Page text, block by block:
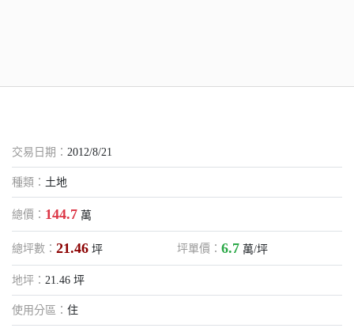
交易日期： 2012/8/21
種類： 土地
總價： 144.7 萬
總坪數： 21.46 坪 坪單價： 6.7 萬/坪
地坪： 21.46 坪
使用分區： 住